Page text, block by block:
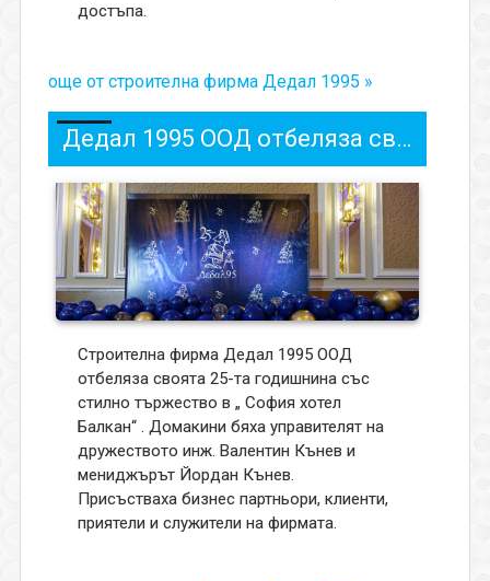
достъпа.
още от строителна фирма Дедал 1995 »
Дедал 1995 ООД отбеляза своята 25-та годишнина
Строителна фирма Дедал 1995 ООД
отбеляза своята 25-та годишнина със
стилно тържество в „ София хотел
Балкан“ . Домакини бяха управителят на
дружеството инж. Валентин Кънев и
мениджърът Йордан Кънев.
Присъстваха бизнес партньори, клиенти,
приятели и служители на фирмата.